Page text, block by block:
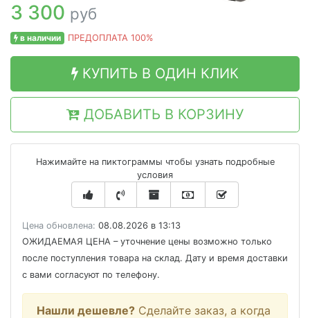
3 300 руб
в наличии ПРЕДОПЛАТА 100%
КУПИТЬ В ОДИН КЛИК
ДОБАВИТЬ В КОРЗИНУ
Нажимайте на пиктограммы чтобы узнать подробные
условия
Цена обновлена: 08.08.2026 в 13:13
ОЖИДАЕМАЯ ЦЕНА – уточнение цены возможно только
после поступления товара на склад. Дату и время доставки
с вами согласуют по телефону.
Нашли дешевле? Сделайте заказ, а когда